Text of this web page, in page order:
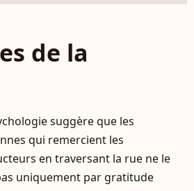
de la
suggère que les
qui remercient les
en traversant la rue ne le
uniquement par gratitude